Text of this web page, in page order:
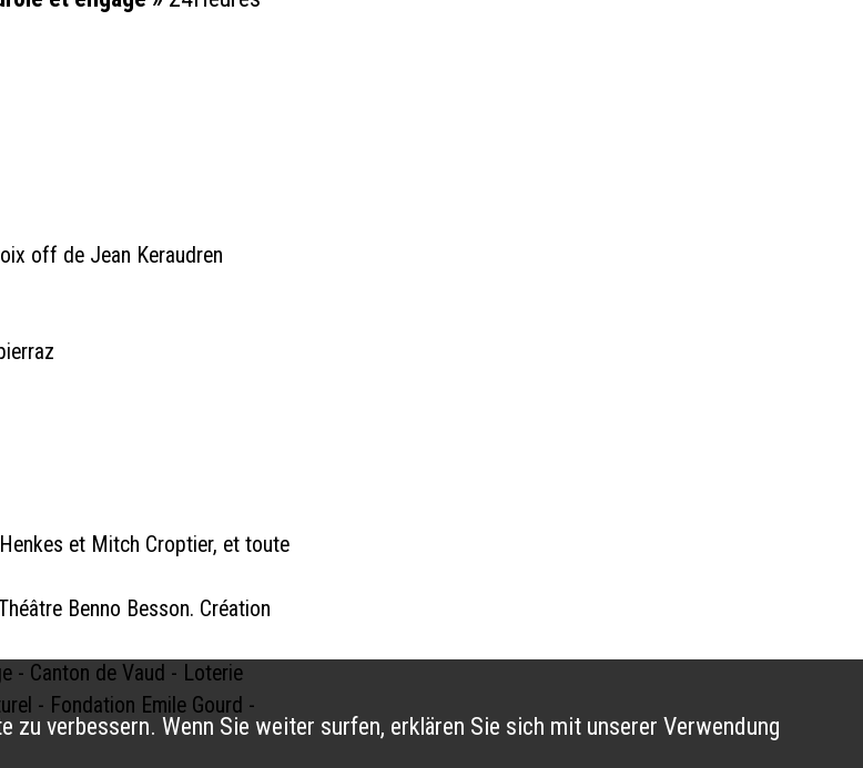
off de Jean Keraudren
et Mitch Croptier, et toute
Benno Besson. Création
- Canton de Vaud - Loterie
- Fondation Emile Gourd -
zu verbessern. Wenn Sie weiter surfen, erklären Sie sich mit unserer Verwendung